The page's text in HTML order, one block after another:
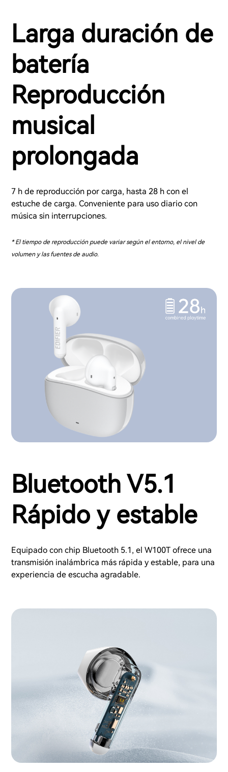
Larga duración de
batería
Reproducción
musical
prolongada
7 h de reproducción por carga, hasta 28 h con el
estuche de carga. Conveniente para uso diario con
música sin interrupciones.
* El tiempo de reproducción puede variar según el entorno, el nivel de
volumen y las fuentes de audio.
Bluetooth V5.1
Rápido y estable
Equipado con chip Bluetooth 5.1, el W100T ofrece una
transmisión inalámbrica más rápida y estable, para una
experiencia de escucha agradable.